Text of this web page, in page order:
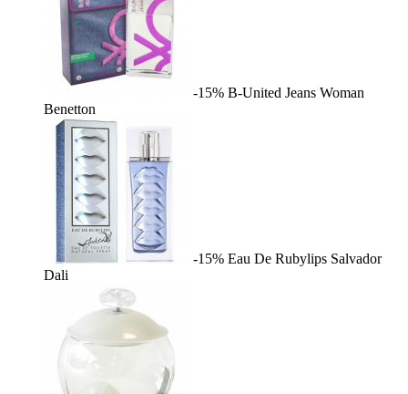
-15% B-United Jeans Woman
Benetton
-15% Eau De Rubylips Salvador
Dali